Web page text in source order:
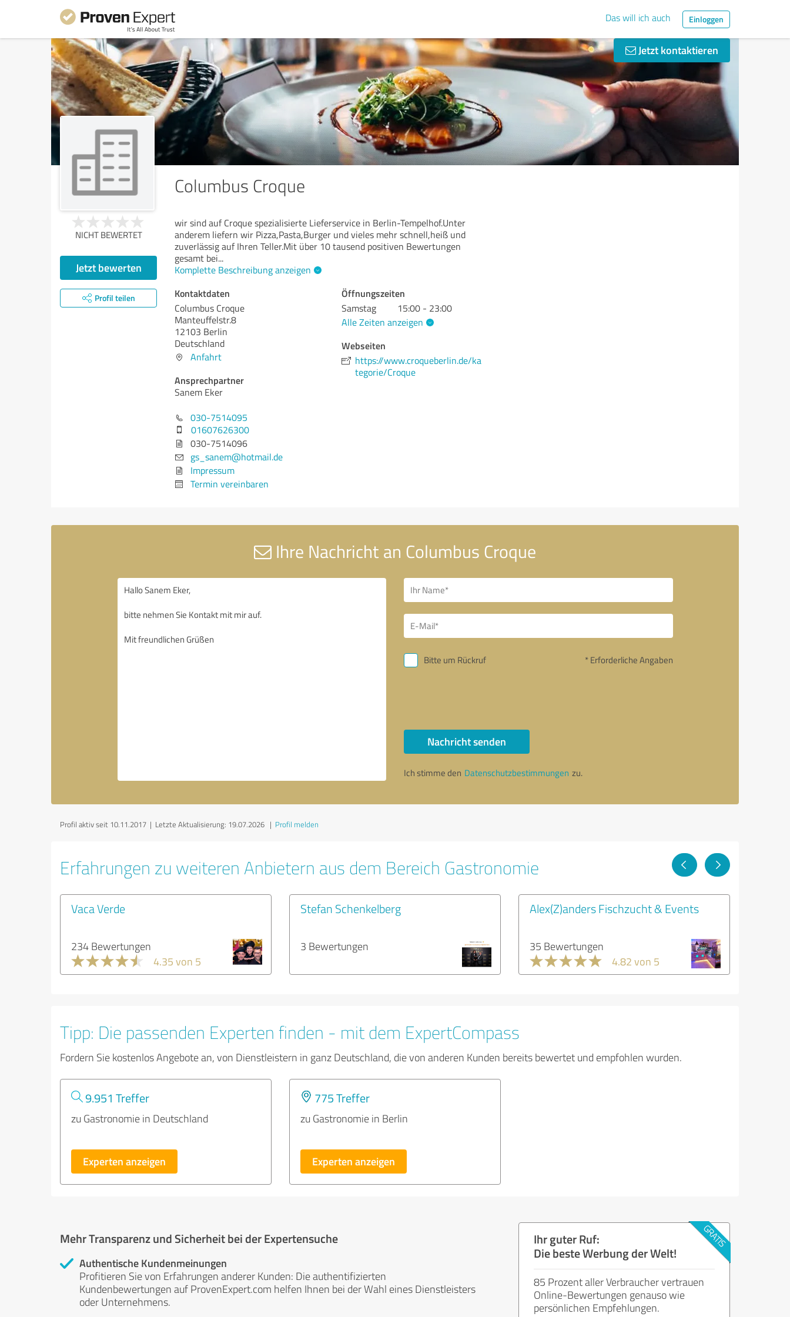
Das will ich auch Einloggen
Jetzt kontaktieren
Columbus Croque
NICHT BEWERTET
Jetzt bewerten
Profil teilen
wir sind auf Croque spezialisierte Lieferservice in Berlin-Tempelhof.Unter
anderem liefern wir Pizza,Pasta,Burger und vieles mehr schnell,heiß und
zuverlässig auf Ihren Teller.Mit über 10 tausend positiven Bewertungen
gesamt bei...
Komplette Beschreibung anzeigen
Kontaktdaten
Columbus Croque
Manteuffelstr.8
12103 Berlin
Deutschland
Anfahrt
Ansprechpartner
Sanem Eker
030-7514095
01607626300
030-7514096
gs_sanem@hotmail.de
Impressum
Termin vereinbaren
Öffnungszeiten
Samstag
15:00 - 23:00
Alle Zeiten anzeigen
Webseiten
https://www.croqueberlin.de/ka
tegorie/Croque
Ihre Nachricht an Columbus Croque
Bitte um Rückruf * Erforderliche Angaben
Nachricht senden
Ich stimme den Datenschutzbestimmungen zu.
Profil aktiv seit 10.11.2017 | Letzte Aktualisierung: 19.07.2026 | Profil melden
Erfahrungen zu weiteren Anbietern aus dem Bereich Gastronomie
Vaca Verde
234 Bewertungen
4.35 von 5
Stefan Schenkelberg
3 Bewertungen
Alex(Z)anders Fischzucht & Events
35 Bewertungen
4.82 von 5
Tipp: Die passenden Experten finden - mit dem ExpertCompass
Fordern Sie kostenlos Angebote an, von Dienstleistern in ganz Deutschland, die von anderen Kunden bereits bewertet und empfohlen wurden.
9.951 Treffer
zu Gastronomie in Deutschland
Experten anzeigen
775 Treffer
zu Gastronomie in Berlin
Experten anzeigen
Mehr Transparenz und Sicherheit bei der Expertensuche
Authentische Kundenmeinungen
Profitieren Sie von Erfahrungen anderer Kunden: Die authentifizierten
Kundenbewertungen auf ProvenExpert.com helfen Ihnen bei der Wahl eines Dienstleisters
oder Unternehmens.
Ihr guter Ruf:
Die beste Werbung der Welt!
85 Prozent aller Verbraucher vertrauen
Online-Bewertungen genauso wie
persönlichen Empfehlungen.